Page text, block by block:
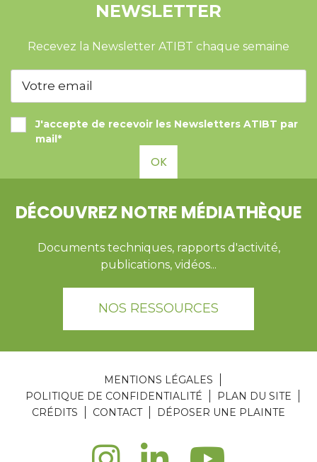
NEWSLETTER
Recevez la Newsletter ATIBT chaque semaine
J'accepte de recevoir les Newsletters ATIBT par
mail*
OK
DÉCOUVREZ NOTRE MÉDIATHÈQUE
Documents techniques, rapports d'activité,
publications, vidéos...
NOS RESSOURCES
MENTIONS LÉGALES
POLITIQUE DE CONFIDENTIALITÉ
PLAN DU SITE
CRÉDITS
CONTACT DÉPOSER UNE PLAINTE